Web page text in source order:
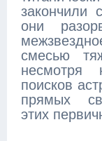
закончили
они
смесью
несмотря
поисков
прямых
этих